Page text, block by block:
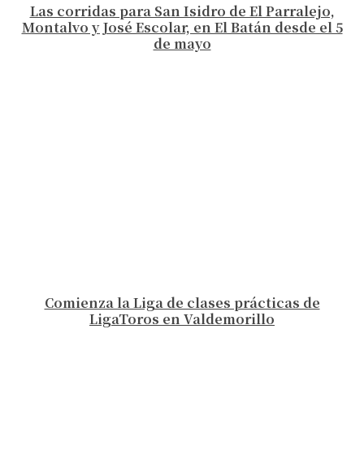
Las corridas para San Isidro de El Parralejo,
Montalvo y José Escolar, en El Batán desde el 5
de mayo
Comienza la Liga de clases prácticas de
LigaToros en Valdemorillo